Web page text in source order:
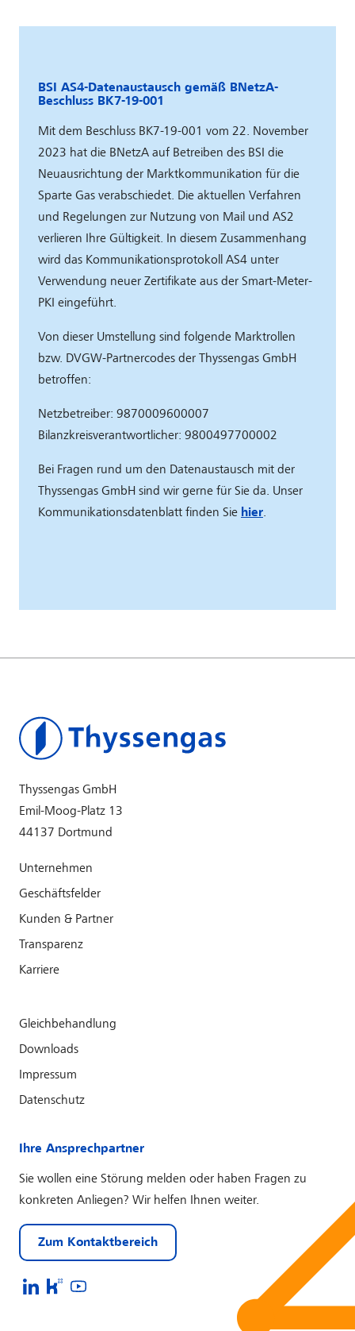
BSI AS4-Datenaustausch gemäß BNetzA-
Beschluss BK7-19-001
Mit dem Beschluss BK7-19-001 vom 22. November
2023 hat die BNetzA auf Betreiben des BSI die
Neuausrichtung der Marktkommunikation für die
Sparte Gas verabschiedet. Die aktuellen Verfahren
und Regelungen zur Nutzung von Mail und AS2
verlieren Ihre Gültigkeit. In diesem Zusammenhang
wird das Kommunikationsprotokoll AS4 unter
Verwendung neuer Zertifikate aus der Smart-Meter-
PKI eingeführt.
Von dieser Umstellung sind folgende Marktrollen
bzw. DVGW-Partnercodes der Thyssengas GmbH
betroffen:
Netzbetreiber: 9870009600007
Bilanzkreisverantwortlicher: 9800497700002
Bei Fragen rund um den Datenaustausch mit der
Thyssengas GmbH sind wir gerne für Sie da. Unser
Kommunikationsdatenblatt finden Sie hier.
Thyssengas GmbH
Emil-Moog-Platz 13
44137 Dortmund
Unternehmen
Geschäftsfelder
Kunden & Partner
Transparenz
Karriere
Gleichbehandlung
Downloads
Impressum
Datenschutz
Ihre Ansprechpartner
Sie wollen eine Störung melden oder haben Fragen zu
konkreten Anliegen? Wir helfen Ihnen weiter.
Zum Kontaktbereich